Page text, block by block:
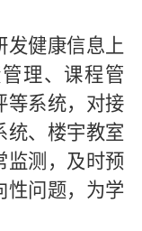
健康信息上
理、课程管
等系统，对接
统、楼宇教室
监测，及时预
性问题，为学